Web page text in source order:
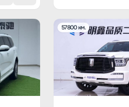
57800 км.